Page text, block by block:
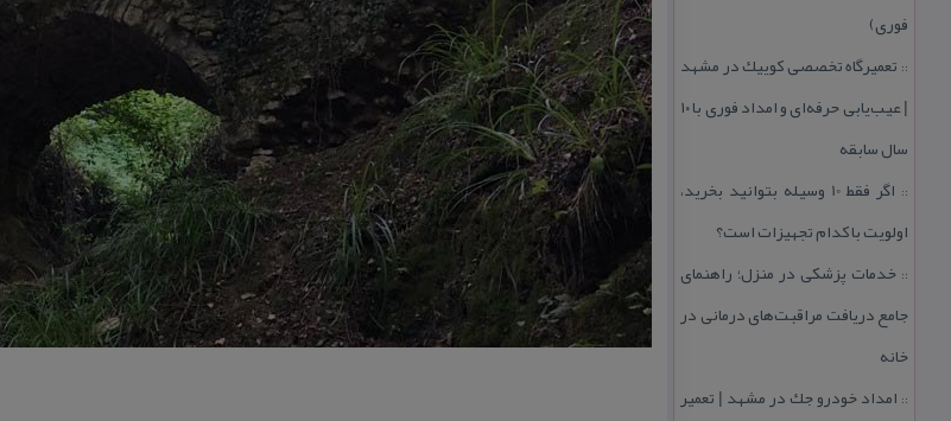
فوری)
:: تعمیرگاه تخصصی كوییك در مشهد
| عیب‌یابی حرفه‌ای و امداد فوری با ۱۰
سال سابقه
::
اگر فقط 10 وسیله بتوانید بخرید،
اولویت با كدام تجهیزات است؟
:: خدمات پزشكی در منزل؛ راهنمای
جامع دریافت مراقبت‌های درمانی در
خانه
:: امداد خودرو جك در مشهد | تعمیر